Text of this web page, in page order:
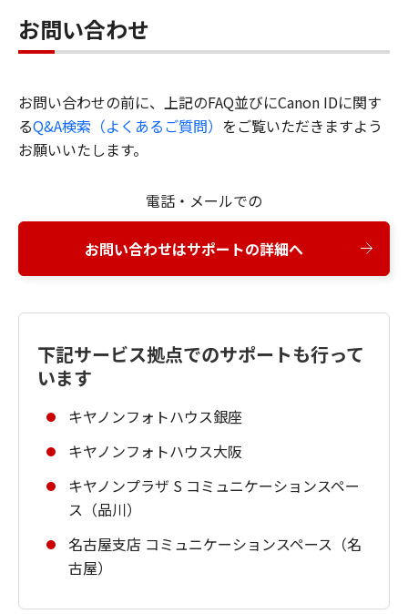
お問い合わせ
お問い合わせの前に、上記のFAQ並びにCanon IDに関す
るQ&A検索（よくあるご質問） をご覧いただきますよう
お願いいたします。
電話・メールでの
お問い合わせはサポートの詳細へ
下記サービス拠点でのサポートも行って
います
キヤノンフォトハウス銀座
キヤノンフォトハウス大阪
キヤノンプラザ S コミュニケーションスペー
ス（品川）
名古屋支店 コミュニケーションスペース（名
古屋）